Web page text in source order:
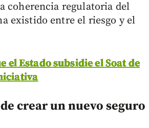
coherencia regulatoria del
existido entre el riesgo y el
el Estado subsidie el Soat de
crear un nuevo seguro